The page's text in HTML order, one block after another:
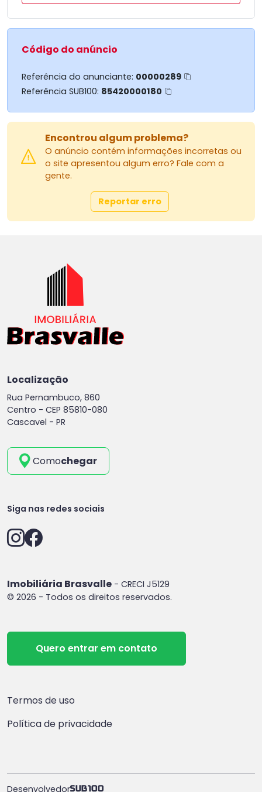
Código do anúncio
Referência do anunciante: 00000289
Referência SUB100: 85420000180
Encontrou algum problema?
O anúncio contém informações incorretas ou
o site apresentou algum erro? Fale com a
gente.
Reportar erro
Localização
Rua Pernambuco, 860
Centro - CEP 85810-080
Cascavel - PR
Comochegar
Siga nas redes sociais
Imobiliária Brasvalle - CRECI J5129
© 2026 - Todos os direitos reservados.
Quero entrar em contato
Termos de uso
Política de privacidade
Desenvolvedor